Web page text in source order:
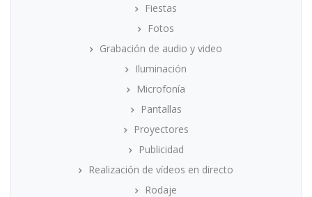
Fiestas
Fotos
Grabación de audio y video
Iluminación
Microfonía
Pantallas
Proyectores
Publicidad
Realización de vídeos en directo
Rodaje